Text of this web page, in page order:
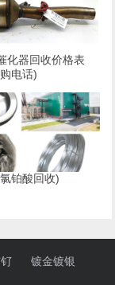
化器回收价格表
电话)
铂酸回收)
镀金镀银